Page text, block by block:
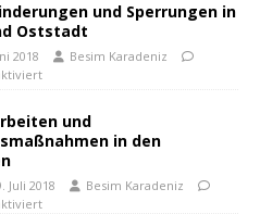
und Sperrungen in
Oststadt
2018
Besim Karadeniz
und
in den
Juli 2018
Besim Karadeniz